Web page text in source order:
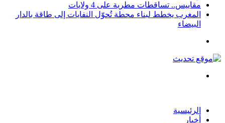
مقاييس.. تساقطات مطرية على 4 ولايات
المغرب يخطط لبناء محطة تُحوّل النفايات إلى طاقة بالدار
البيضاء
الرئيسية
أخبار